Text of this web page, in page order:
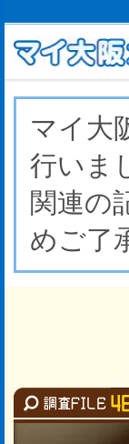
マイ大
行いま
関連の
めご了